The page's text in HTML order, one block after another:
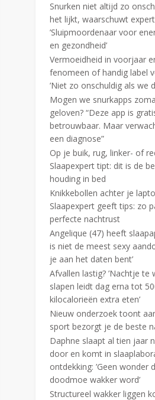
Snurken niet altijd zo
het lijkt, waarschuwt
’Sluipmoordenaar voor
en gezondheid’
Vermoeidheid in voorjaar
fenomeen of handig label
’Niet zo onschuldig als we
Mogen we snurkapps
geloven? “Deze app is
betrouwbaar. Maar
een diagnose”
Op je buik, rug, linker- of
Slaapexpert tipt: dit is de
houding in bed
Knikkebollen achter je
Slaapexpert geeft tips: zo
perfecte nachtrust
Angelique (47) heeft
is niet de meest sexy
je aan het daten bent’
Afvallen lastig? ’Nachtje te
slapen leidt dag erna tot
kilocalorieën extra eten’
Nieuw onderzoek toont
sport bezorgt je de beste
Daphne slaapt al tien jaar
door en komt in
ontdekking: ’Geen wonder
doodmoe wakker word’
Structureel wakker liggen